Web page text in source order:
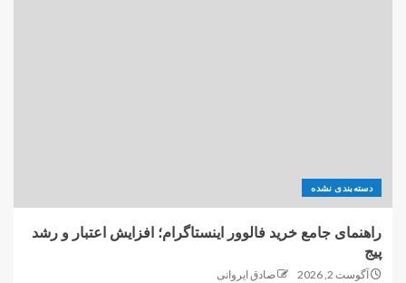
دسته‌بندی نشده
راهنمای جامع خرید فالوور اینستاگرام؛ افزایش اعتبار و رشد
پیج
آگوست 2, 2026 صادق ایروانی